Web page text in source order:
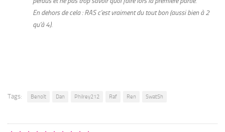
En dehors de cela : RAS c'est vraiment du tout bon (aussi bien à 2
qu'à 4).
Tags: Benoît Dan Philrey212 Raf Ren SwatSh